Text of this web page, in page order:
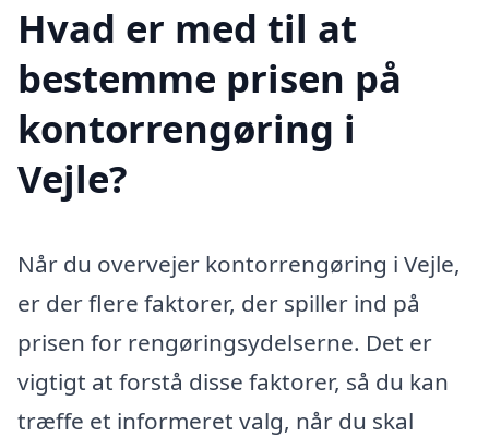
Hvad er med til at
bestemme prisen på
kontorrengøring i
Vejle?
Når du overvejer kontorrengøring i Vejle,
er der flere faktorer, der spiller ind på
prisen for rengøringsydelserne. Det er
vigtigt at forstå disse faktorer, så du kan
træffe et informeret valg, når du skal